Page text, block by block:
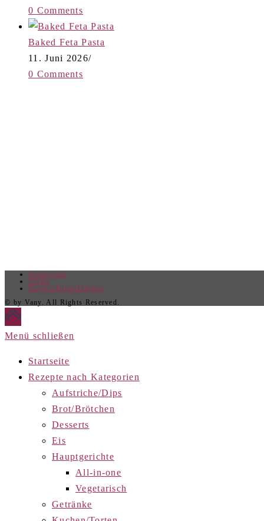
0 Comments
Baked Feta Pasta
11. Juni 2026/
0 Comments
Impressum
AGBs
Datenschutzerklärung
© by Vany. All Rights Reserved.
Menü schließen
Startseite
Rezepte nach Kategorien
Aufstriche/Dips
Brot/Brötchen
Desserts
Eis
Hauptgerichte
All-in-one
Vegetarisch
Getränke